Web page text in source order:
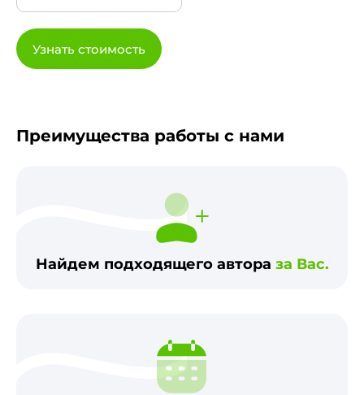
Узнать стоимость
Преимущества работы с нами
Найдем подходящего автора за Вас.